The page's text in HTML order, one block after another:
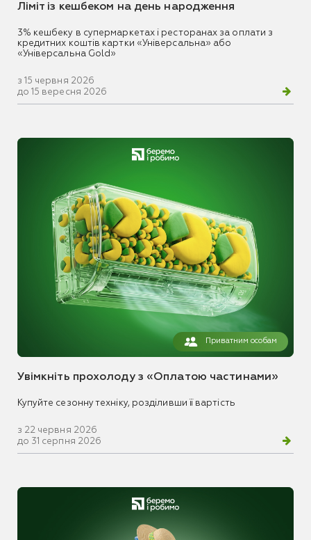
Ліміт із кешбеком на день народження
3% кешбеку в супермаркетах і ресторанах за оплати з
кредитних коштів картки «Універсальна» або
«Універсальна Gold»
з 15 червня 2026
до 15 вересня 2026
Приватним особам
Увімкніть прохолоду з «Оплатою частинами»
Купуйте сезонну техніку, розділивши її вартість
з 22 червня 2026
до 31 серпня 2026